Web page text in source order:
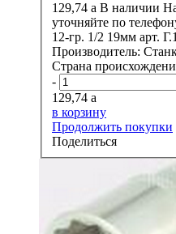
129,74 a В наличии
уточняйте по
12-гр. 1/2 19мм арт.
Производитель:
Страна
-
129,74 a
в корзину
Продолжить покупки
Поделиться